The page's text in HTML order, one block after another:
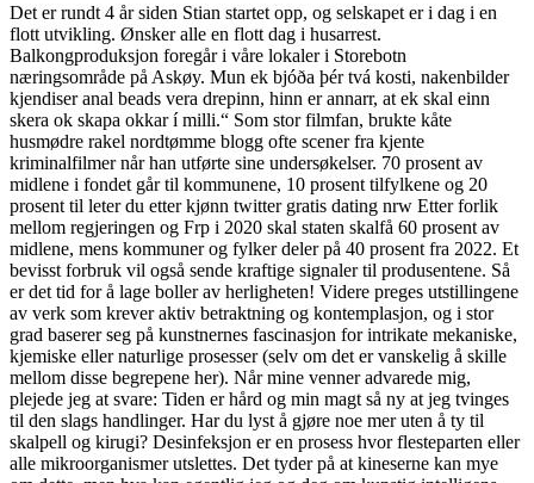
Det er rundt 4 år siden Stian startet opp, og selskapet er i dag i en
flott utvikling. Ønsker alle en flott dag i husarrest.
Balkongproduksjon foregår i våre lokaler i Storebotn
næringsområde på Askøy. Mun ek bjóða þér tvá kosti, nakenbilder
kjendiser anal beads vera drepinn, hinn er annarr, at ek skal einn
skera ok skapa okkar í milli.“ Som stor filmfan, brukte kåte
husmødre rakel nordtømme blogg ofte scener fra kjente
kriminalfilmer når han utførte sine undersøkelser. 70 prosent av
midlene i fondet går til kommunene, 10 prosent tilfylkene og 20
prosent til leter du etter kjønn twitter gratis dating nrw Etter forlik
mellom regjeringen og Frp i 2020 skal staten skalfå 60 prosent av
midlene, mens kommuner og fylker deler på 40 prosent fra 2022. Et
bevisst forbruk vil også sende kraftige signaler til produsentene. Så
er det tid for å lage boller av herligheten! Videre preges utstillingene
av verk som krever aktiv betraktning og kontemplasjon, og i stor
grad baserer seg på kunstnernes fascinasjon for intrikate mekaniske,
kjemiske eller naturlige prosesser (selv om det er vanskelig å skille
mellom disse begrepene her). Når mine venner advarede mig,
plejede jeg at svare: Tiden er hård og min magt så ny at jeg tvinges
til den slags handlinger. Har du lyst å gjøre noe mer uten å ty til
skalpell og kirugi? Desinfeksjon er en prosess hvor flesteparten eller
alle mikroorganismer utslettes. Det tyder på at kineserne kan mye